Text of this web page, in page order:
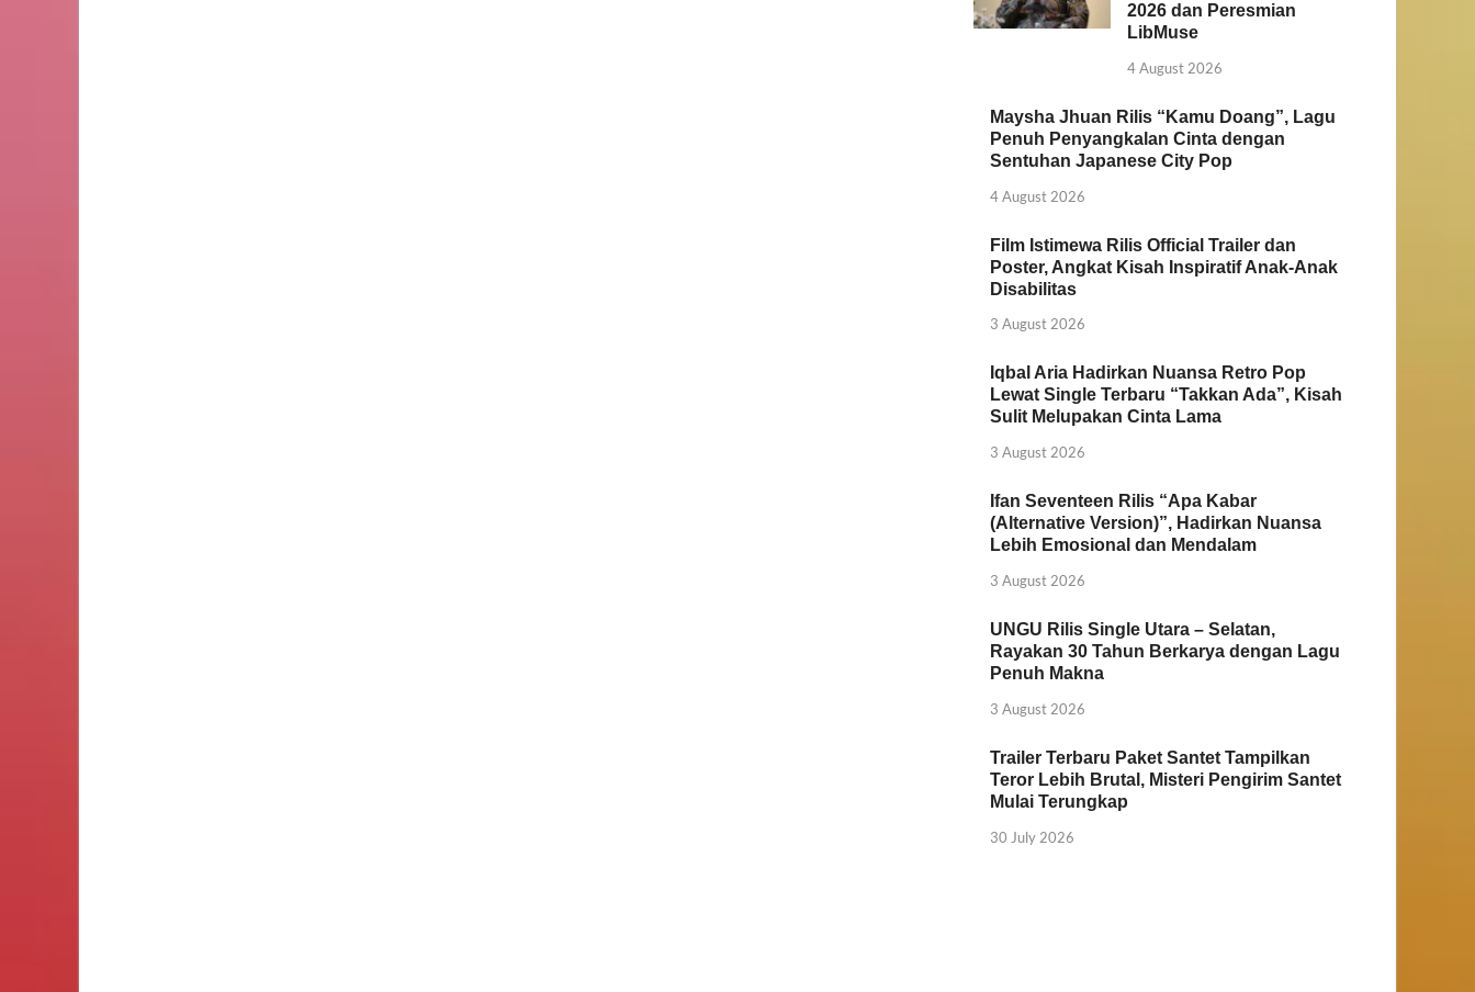
2026 dan Peresmian
LibMuse
4 August 2026
Maysha Jhuan Rilis “Kamu Doang”, Lagu
Penuh Penyangkalan Cinta dengan
Sentuhan Japanese City Pop
4 August 2026
Film Istimewa Rilis Official Trailer dan
Poster, Angkat Kisah Inspiratif Anak-Anak
Disabilitas
3 August 2026
Iqbal Aria Hadirkan Nuansa Retro Pop
Lewat Single Terbaru “Takkan Ada”, Kisah
Sulit Melupakan Cinta Lama
3 August 2026
Ifan Seventeen Rilis “Apa Kabar
(Alternative Version)”, Hadirkan Nuansa
Lebih Emosional dan Mendalam
3 August 2026
UNGU Rilis Single Utara – Selatan,
Rayakan 30 Tahun Berkarya dengan Lagu
Penuh Makna
3 August 2026
Trailer Terbaru Paket Santet Tampilkan
Teror Lebih Brutal, Misteri Pengirim Santet
Mulai Terungkap
30 July 2026